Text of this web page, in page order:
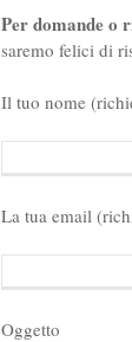
Per domande o
saremo felici di
Il tuo nome
La tua email
Oggetto